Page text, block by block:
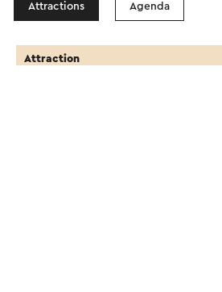
Attractions Agenda
Attraction